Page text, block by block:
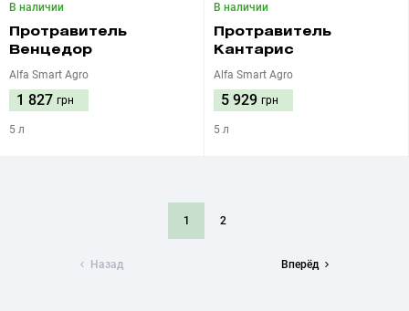
В наличии
Протравитель
Венцедор
Alfa Smart Agro
1 827 грн
5 л
В наличии
Протравитель
Кантарис
Alfa Smart Agro
5 929 грн
5 л
Назад
1 2
Вперёд